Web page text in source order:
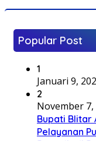
Popular Post
1
Januari 9,
2
November 7,
Bupati Blitar
Pelayanan